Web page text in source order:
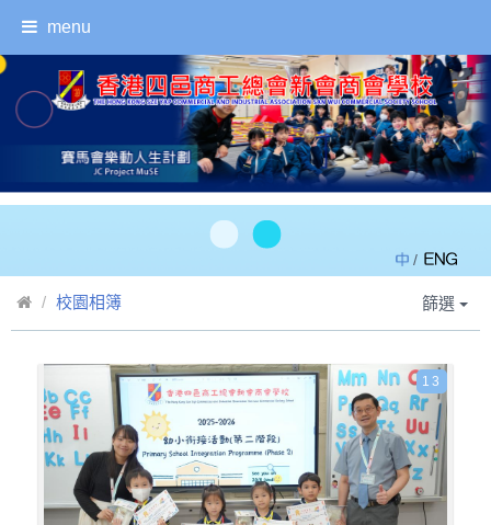
menu
/
校園相簿 篩選
13